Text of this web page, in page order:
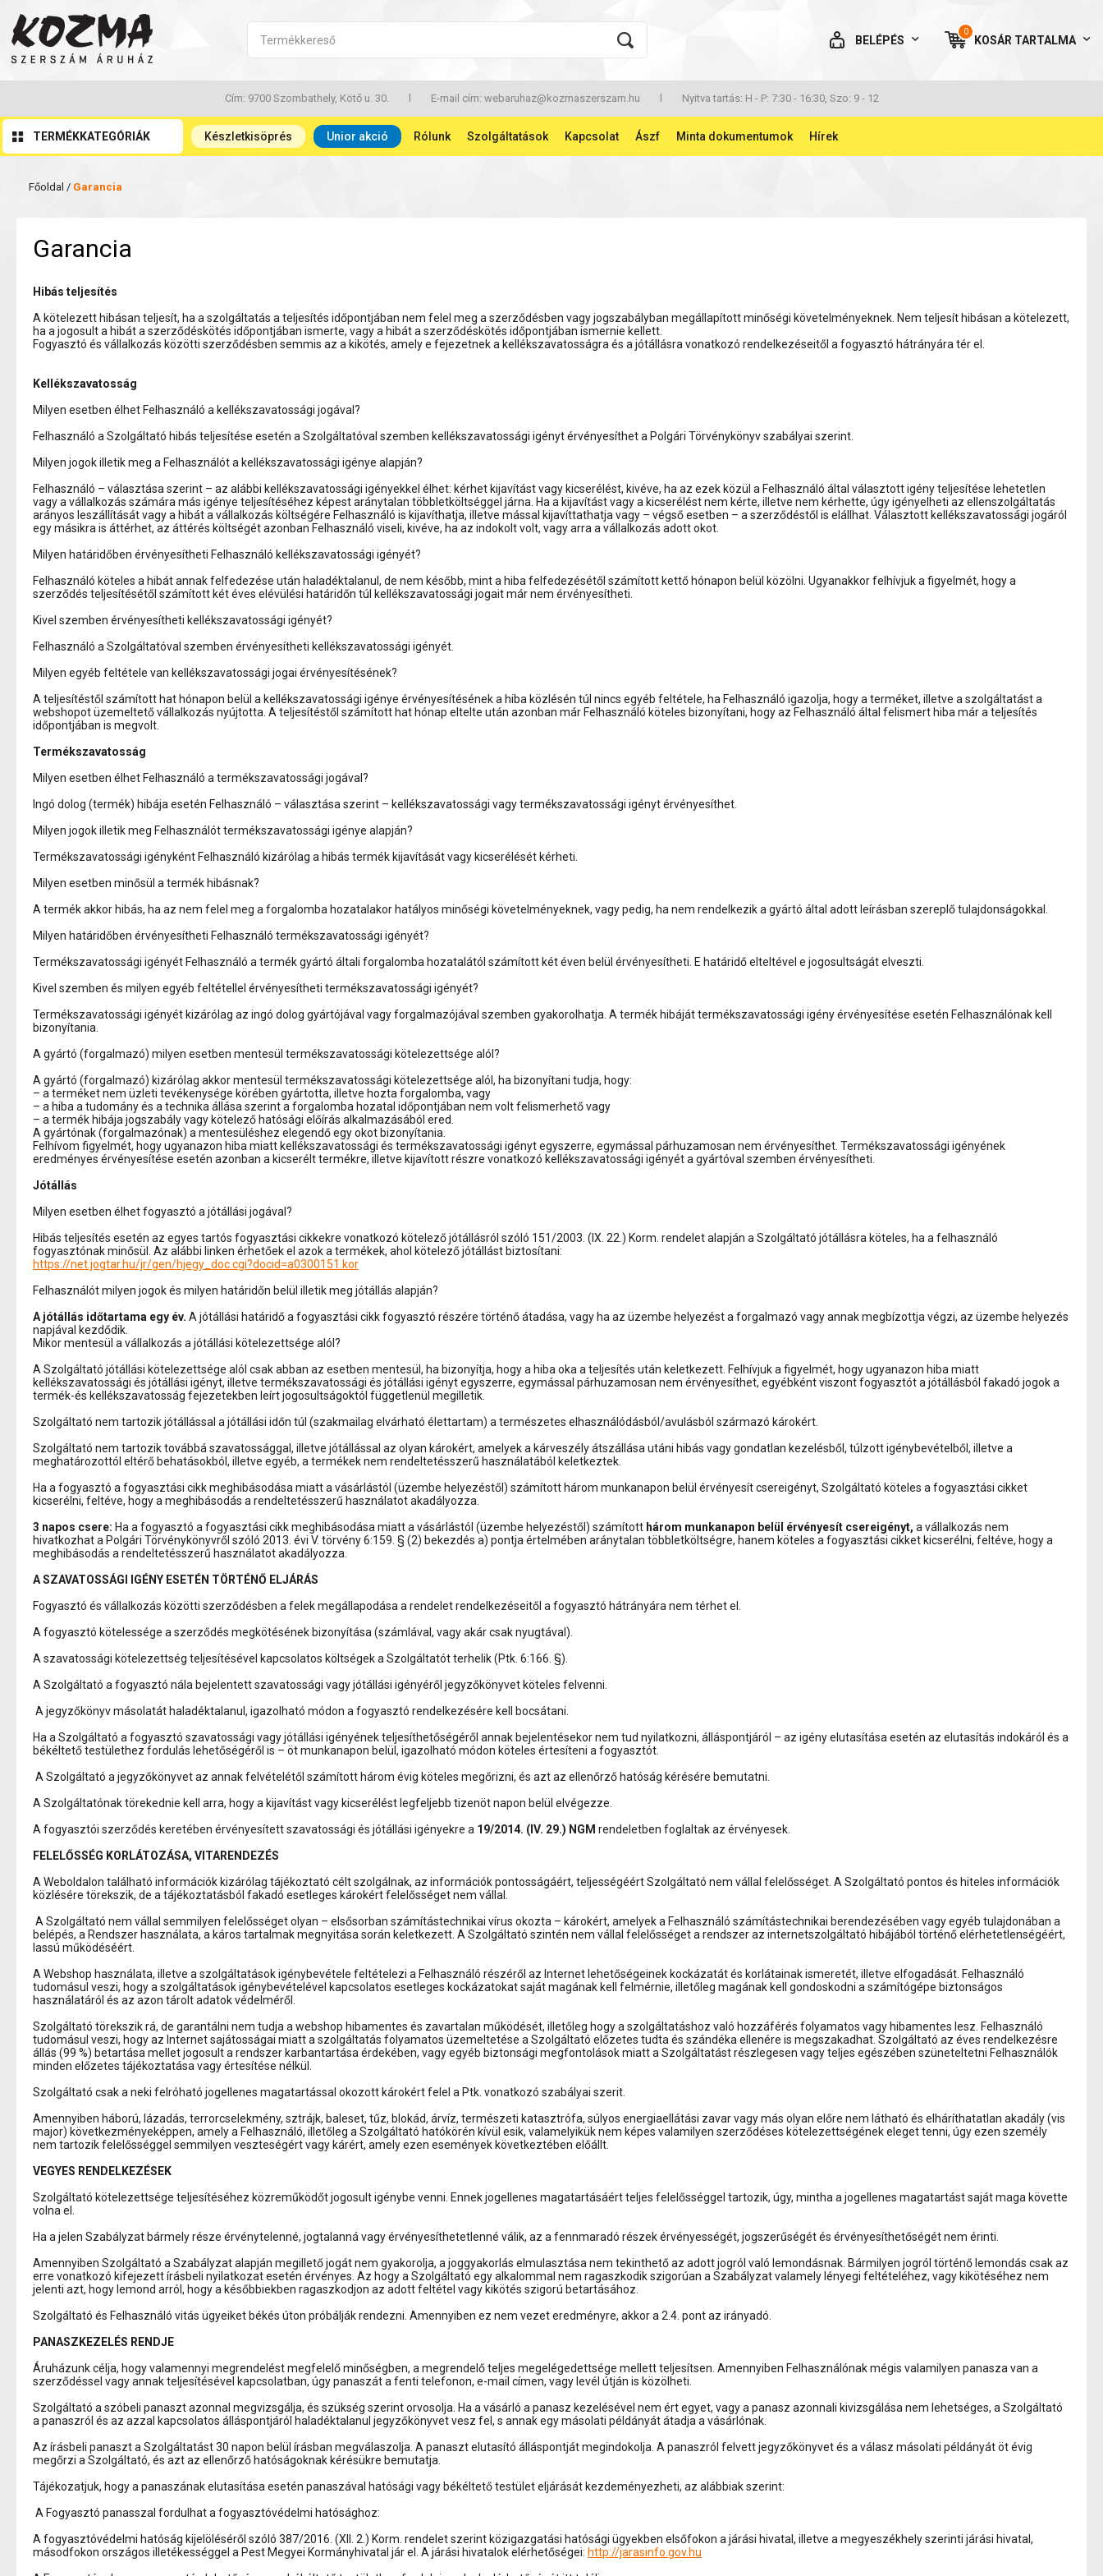
BELÉPÉS
0
KOSÁR TARTALMA
AZ ÖN KOSARA ÜRES
Cím: 9700 Szombathely, Kötő u. 30. E-mail cím: webaruhaz@kozmaszerszam.hu Nyitva tartás: H - P: 7:30 - 16:30, Szo: 9 - 12
TERMÉKKATEGÓRIÁK Készletkisöprés Unior akció Rólunk Szolgáltatások Kapcsolat Ászf Minta dokumentumok Hírek
Főoldal / Garancia
Garancia
Hibás teljesítés
A kötelezett hibásan teljesít, ha a szolgáltatás a teljesítés időpontjában nem felel meg a szerződésben vagy jogszabályban megállapított minőségi követelményeknek. Nem teljesít hibásan a kötelezett,
ha a jogosult a hibát a szerződéskötés időpontjában ismerte, vagy a hibát a szerződéskötés időpontjában ismernie kellett.
Fogyasztó és vállalkozás közötti szerződésben semmis az a kikötés, amely e fejezetnek a kellékszavatosságra és a jótállásra vonatkozó rendelkezéseitől a fogyasztó hátrányára tér el.
Kellékszavatosság
Milyen esetben élhet Felhasználó a kellékszavatossági jogával?
Felhasználó a Szolgáltató hibás teljesítése esetén a Szolgáltatóval szemben kellékszavatossági igényt érvényesíthet a Polgári Törvénykönyv szabályai szerint.
Milyen jogok illetik meg a Felhasználót a kellékszavatossági igénye alapján?
Felhasználó – választása szerint – az alábbi kellékszavatossági igényekkel élhet: kérhet kijavítást vagy kicserélést, kivéve, ha az ezek közül a Felhasználó által választott igény teljesítése lehetetlen
vagy a vállalkozás számára más igénye teljesítéséhez képest aránytalan többletköltséggel járna. Ha a kijavítást vagy a kicserélést nem kérte, illetve nem kérhette, úgy igényelheti az ellenszolgáltatás
arányos leszállítását vagy a hibát a vállalkozás költségére Felhasználó is kijavíthatja, illetve mással kijavíttathatja vagy – végső esetben – a szerződéstől is elállhat. Választott kellékszavatossági jogáról
egy másikra is áttérhet, az áttérés költségét azonban Felhasználó viseli, kivéve, ha az indokolt volt, vagy arra a vállalkozás adott okot.
Milyen határidőben érvényesítheti Felhasználó kellékszavatossági igényét?
Felhasználó köteles a hibát annak felfedezése után haladéktalanul, de nem később, mint a hiba felfedezésétől számított kettő hónapon belül közölni. Ugyanakkor felhívjuk a figyelmét, hogy a
szerződés teljesítésétől számított két éves elévülési határidőn túl kellékszavatossági jogait már nem érvényesítheti.
Kivel szemben érvényesítheti kellékszavatossági igényét?
Felhasználó a Szolgáltatóval szemben érvényesítheti kellékszavatossági igényét.
Milyen egyéb feltétele van kellékszavatossági jogai érvényesítésének?
A teljesítéstől számított hat hónapon belül a kellékszavatossági igénye érvényesítésének a hiba közlésén túl nincs egyéb feltétele, ha Felhasználó igazolja, hogy a terméket, illetve a szolgáltatást a
webshopot üzemeltető vállalkozás nyújtotta. A teljesítéstől számított hat hónap eltelte után azonban már Felhasználó köteles bizonyítani, hogy az Felhasználó által felismert hiba már a teljesítés
időpontjában is megvolt.
Termékszavatosság
Milyen esetben élhet Felhasználó a termékszavatossági jogával?
Ingó dolog (termék) hibája esetén Felhasználó – választása szerint – kellékszavatossági vagy termékszavatossági igényt érvényesíthet.
Milyen jogok illetik meg Felhasználót termékszavatossági igénye alapján?
Termékszavatossági igényként Felhasználó kizárólag a hibás termék kijavítását vagy kicserélését kérheti.
Milyen esetben minősül a termék hibásnak?
A termék akkor hibás, ha az nem felel meg a forgalomba hozatalakor hatályos minőségi követelményeknek, vagy pedig, ha nem rendelkezik a gyártó által adott leírásban szereplő tulajdonságokkal.
Milyen határidőben érvényesítheti Felhasználó termékszavatossági igényét?
Termékszavatossági igényét Felhasználó a termék gyártó általi forgalomba hozatalától számított két éven belül érvényesítheti. E határidő elteltével e jogosultságát elveszti.
Kivel szemben és milyen egyéb feltétellel érvényesítheti termékszavatossági igényét?
Termékszavatossági igényét kizárólag az ingó dolog gyártójával vagy forgalmazójával szemben gyakorolhatja. A termék hibáját termékszavatossági igény érvényesítése esetén Felhasználónak kell
bizonyítania.
A gyártó (forgalmazó) milyen esetben mentesül termékszavatossági kötelezettsége alól?
A gyártó (forgalmazó) kizárólag akkor mentesül termékszavatossági kötelezettsége alól, ha bizonyítani tudja, hogy:
– a terméket nem üzleti tevékenysége körében gyártotta, illetve hozta forgalomba, vagy
– a hiba a tudomány és a technika állása szerint a forgalomba hozatal időpontjában nem volt felismerhető vagy
– a termék hibája jogszabály vagy kötelező hatósági előírás alkalmazásából ered.
A gyártónak (forgalmazónak) a mentesüléshez elegendő egy okot bizonyítania.
Felhívom figyelmét, hogy ugyanazon hiba miatt kellékszavatossági és termékszavatossági igényt egyszerre, egymással párhuzamosan nem érvényesíthet. Termékszavatossági igényének
eredményes érvényesítése esetén azonban a kicserélt termékre, illetve kijavított részre vonatkozó kellékszavatossági igényét a gyártóval szemben érvényesítheti.
Jótállás
Milyen esetben élhet fogyasztó a jótállási jogával?
Hibás teljesítés esetén az egyes tartós fogyasztási cikkekre vonatkozó kötelező jótállásról szóló 151/2003. (IX. 22.) Korm. rendelet alapján a Szolgáltató jótállásra köteles, ha a felhasználó
fogyasztónak minősül. Az alábbi linken érhetőek el azok a termékek, ahol kötelező jótállást biztosítani:
https://net.jogtar.hu/jr/gen/hjegy_doc.cgi?docid=a0300151.kor
Felhasználót milyen jogok és milyen határidőn belül illetik meg jótállás alapján?
A jótállás időtartama egy év. A jótállási határidő a fogyasztási cikk fogyasztó részére történő átadása, vagy ha az üzembe helyezést a forgalmazó vagy annak megbízottja végzi, az üzembe helyezés
napjával kezdődik.
Mikor mentesül a vállalkozás a jótállási kötelezettsége alól?
A Szolgáltató jótállási kötelezettsége alól csak abban az esetben mentesül, ha bizonyítja, hogy a hiba oka a teljesítés után keletkezett. Felhívjuk a figyelmét, hogy ugyanazon hiba miatt
kellékszavatossági és jótállási igényt, illetve termékszavatossági és jótállási igényt egyszerre, egymással párhuzamosan nem érvényesíthet, egyébként viszont fogyasztót a jótállásból fakadó jogok a
termék-és kellékszavatosság fejezetekben leírt jogosultságoktól függetlenül megilletik.
Szolgáltató nem tartozik jótállással a jótállási időn túl (szakmailag elvárható élettartam) a természetes elhasználódásból/avulásból származó károkért.
Szolgáltató nem tartozik továbbá szavatossággal, illetve jótállással az olyan károkért, amelyek a kárveszély átszállása utáni hibás vagy gondatlan kezelésből, túlzott igénybevételből, illetve a
meghatározottól eltérő behatásokból, illetve egyéb, a termékek nem rendeltetésszerű használatából keletkeztek.
Ha a fogyasztó a fogyasztási cikk meghibásodása miatt a vásárlástól (üzembe helyezéstől) számított három munkanapon belül érvényesít csereigényt, Szolgáltató köteles a fogyasztási cikket
kicserélni, feltéve, hogy a meghibásodás a rendeltetésszerű használatot akadályozza.
3 napos csere: Ha a fogyasztó a fogyasztási cikk meghibásodása miatt a vásárlástól (üzembe helyezéstől) számított három munkanapon belül érvényesít csereigényt, a vállalkozás nem
hivatkozhat a Polgári Törvénykönyvről szóló 2013. évi V. törvény 6:159. § (2) bekezdés a) pontja értelmében aránytalan többletköltségre, hanem köteles a fogyasztási cikket kicserélni, feltéve, hogy a
meghibásodás a rendeltetésszerű használatot akadályozza.
A SZAVATOSSÁGI IGÉNY ESETÉN TÖRTÉNŐ ELJÁRÁS
Fogyasztó és vállalkozás közötti szerződésben a felek megállapodása a rendelet rendelkezéseitől a fogyasztó hátrányára nem térhet el.
A fogyasztó kötelessége a szerződés megkötésének bizonyítása (számlával, vagy akár csak nyugtával).
A szavatossági kötelezettség teljesítésével kapcsolatos költségek a Szolgáltatót terhelik (Ptk. 6:166. §).
A Szolgáltató a fogyasztó nála bejelentett szavatossági vagy jótállási igényéről jegyzőkönyvet köteles felvenni.
A jegyzőkönyv másolatát haladéktalanul, igazolható módon a fogyasztó rendelkezésére kell bocsátani.
Ha a Szolgáltató a fogyasztó szavatossági vagy jótállási igényének teljesíthetőségéről annak bejelentésekor nem tud nyilatkozni, álláspontjáról – az igény elutasítása esetén az elutasítás indokáról és a
békéltető testülethez fordulás lehetőségéről is – öt munkanapon belül, igazolható módon köteles értesíteni a fogyasztót.
A Szolgáltató a jegyzőkönyvet az annak felvételétől számított három évig köteles megőrizni, és azt az ellenőrző hatóság kérésére bemutatni.
A Szolgáltatónak törekednie kell arra, hogy a kijavítást vagy kicserélést legfeljebb tizenöt napon belül elvégezze.
A fogyasztói szerződés keretében érvényesített szavatossági és jótállási igényekre a 19/2014. (IV. 29.) NGM rendeletben foglaltak az érvényesek.
FELELŐSSÉG KORLÁTOZÁSA, VITARENDEZÉS
A Weboldalon található információk kizárólag tájékoztató célt szolgálnak, az információk pontosságáért, teljességéért Szolgáltató nem vállal felelősséget. A Szolgáltató pontos és hiteles információk
közlésére törekszik, de a tájékoztatásból fakadó esetleges károkért felelősséget nem vállal.
A Szolgáltató nem vállal semmilyen felelősséget olyan – elsősorban számítástechnikai vírus okozta – károkért, amelyek a Felhasználó számítástechnikai berendezésében vagy egyéb tulajdonában a
belépés, a Rendszer használata, a káros tartalmak megnyitása során keletkezett. A Szolgáltató szintén nem vállal felelősséget a rendszer az internetszolgáltató hibájából történő elérhetetlenségéért,
lassú működéséért.
A Webshop használata, illetve a szolgáltatások igénybevétele feltételezi a Felhasználó részéről az Internet lehetőségeinek kockázatát és korlátainak ismeretét, illetve elfogadását. Felhasználó
tudomásul veszi, hogy a szolgáltatások igénybevételével kapcsolatos esetleges kockázatokat saját magának kell felmérnie, illetőleg magának kell gondoskodni a számítógépe biztonságos
használatáról és az azon tárolt adatok védelméről.
Szolgáltató törekszik rá, de garantálni nem tudja a webshop hibamentes és zavartalan működését, illetőleg hogy a szolgáltatáshoz való hozzáférés folyamatos vagy hibamentes lesz. Felhasználó
tudomásul veszi, hogy az Internet sajátosságai miatt a szolgáltatás folyamatos üzemeltetése a Szolgáltató előzetes tudta és szándéka ellenére is megszakadhat. Szolgáltató az éves rendelkezésre
állás (99 %) betartása mellet jogosult a rendszer karbantartása érdekében, vagy egyéb biztonsági megfontolások miatt a Szolgáltatást részlegesen vagy teljes egészében szüneteltetni Felhasználók
minden előzetes tájékoztatása vagy értesítése nélkül.
Szolgáltató csak a neki felróható jogellenes magatartással okozott károkért felel a Ptk. vonatkozó szabályai szerit.
Amennyiben háború, lázadás, terrorcselekmény, sztrájk, baleset, tűz, blokád, árvíz, természeti katasztrófa, súlyos energiaellátási zavar vagy más olyan előre nem látható és elháríthatatlan akadály (vis
major) következményeképpen, amely a Felhasználó, illetőleg a Szolgáltató hatókörén kívül esik, valamelyikük nem képes valamilyen szerződéses kötelezettségének eleget tenni, úgy ezen személy
nem tartozik felelősséggel semmilyen veszteségért vagy kárért, amely ezen események következtében előállt.
VEGYES RENDELKEZÉSEK
Szolgáltató kötelezettsége teljesítéséhez közreműködőt jogosult igénybe venni. Ennek jogellenes magatartásáért teljes felelősséggel tartozik, úgy, mintha a jogellenes magatartást saját maga követte
volna el.
Ha a jelen Szabályzat bármely része érvénytelenné, jogtalanná vagy érvényesíthetetlenné válik, az a fennmaradó részek érvényességét, jogszerűségét és érvényesíthetőségét nem érinti.
Amennyiben Szolgáltató a Szabályzat alapján megillető jogát nem gyakorolja, a joggyakorlás elmulasztása nem tekinthető az adott jogról való lemondásnak. Bármilyen jogról történő lemondás csak az
erre vonatkozó kifejezett írásbeli nyilatkozat esetén érvényes. Az hogy a Szolgáltató egy alkalommal nem ragaszkodik szigorúan a Szabályzat valamely lényegi feltételéhez, vagy kikötéséhez nem
jelenti azt, hogy lemond arról, hogy a későbbiekben ragaszkodjon az adott feltétel vagy kikötés szigorú betartásához.
Szolgáltató és Felhasználó vitás ügyeiket békés úton próbálják rendezni. Amennyiben ez nem vezet eredményre, akkor a 2.4. pont az irányadó.
PANASZKEZELÉS RENDJE
Áruházunk célja, hogy valamennyi megrendelést megfelelő minőségben, a megrendelő teljes megelégedettsége mellett teljesítsen. Amennyiben Felhasználónak mégis valamilyen panasza van a
szerződéssel vagy annak teljesítésével kapcsolatban, úgy panaszát a fenti telefonon, e-mail címen, vagy levél útján is közölheti.
Szolgáltató a szóbeli panaszt azonnal megvizsgálja, és szükség szerint orvosolja. Ha a vásárló a panasz kezelésével nem ért egyet, vagy a panasz azonnali kivizsgálása nem lehetséges, a Szolgáltató
a panaszról és az azzal kapcsolatos álláspontjáról haladéktalanul jegyzőkönyvet vesz fel, s annak egy másolati példányát átadja a vásárlónak.
Az írásbeli panaszt a Szolgáltatást 30 napon belül írásban megválaszolja. A panaszt elutasító álláspontját megindokolja. A panaszról felvett jegyzőkönyvet és a válasz másolati példányát öt évig
megőrzi a Szolgáltató, és azt az ellenőrző hatóságoknak kérésükre bemutatja.
Tájékozatjuk, hogy a panaszának elutasítása esetén panaszával hatósági vagy békéltető testület eljárását kezdeményezheti, az alábbiak szerint:
A Fogyasztó panasszal fordulhat a fogyasztóvédelmi hatósághoz:
A fogyasztóvédelmi hatóság kijelöléséről szóló 387/2016. (XII. 2.) Korm. rendelet szerint közigazgatási hatósági ügyekben elsőfokon a járási hivatal, illetve a megyeszékhely szerinti járási hivatal,
másodfokon országos illetékességgel a Pest Megyei Kormányhivatal jár el. A járási hivatalok elérhetőségei: http://jarasinfo.gov.hu